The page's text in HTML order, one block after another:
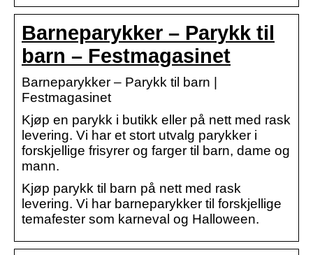
Barneparykker – Parykk til
barn – Festmagasinet
Barneparykker – Parykk til barn |
Festmagasinet
Kjøp en parykk i butikk eller på nett med rask
levering. Vi har et stort utvalg parykker i
forskjellige frisyrer og farger til barn, dame og
mann.
Kjøp parykk til barn på nett med rask
levering. Vi har barneparykker til forskjellige
temafester som karneval og Halloween.